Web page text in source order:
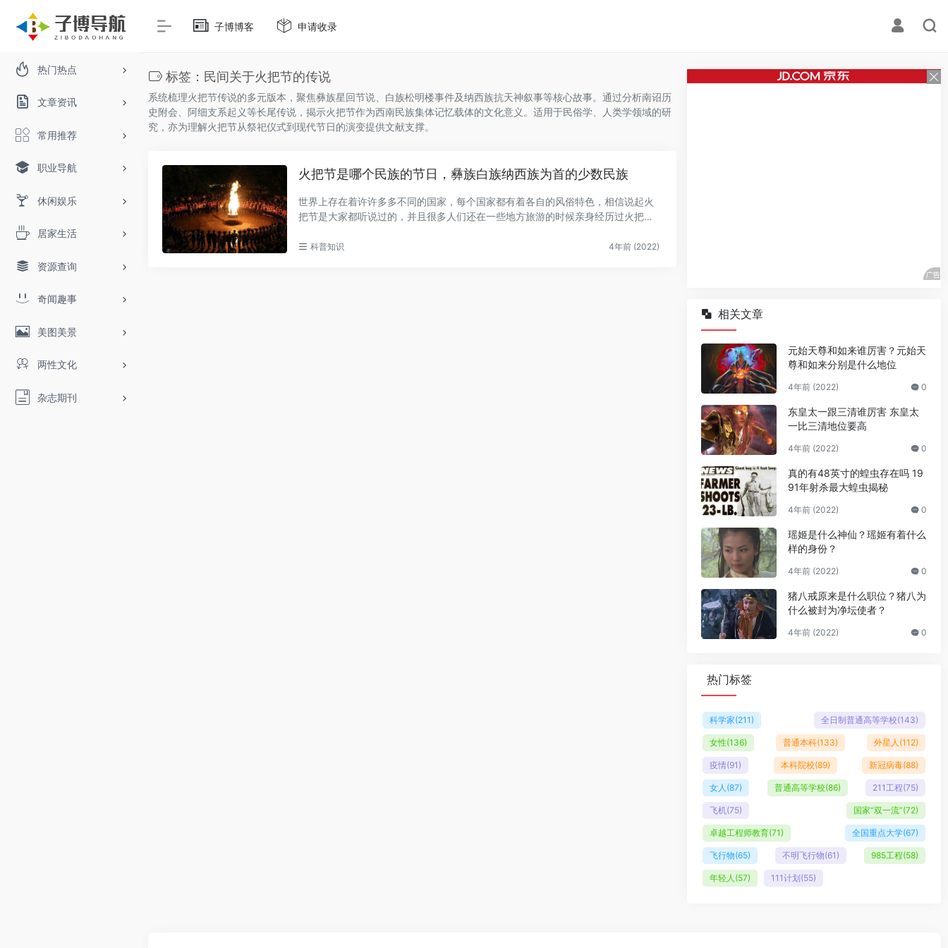
热门热点
文章资讯
常用推荐
职业导航
休闲娱乐
居家生活
资源查询
奇闻趣事
美图美景
两性文化
杂志期刊
子博博客 申请收录
标签：民间关于火把节的传说
系统梳理火把节传说的多元版本，聚焦彝族星回节说、白族松明楼事件及纳西族抗天神叙事等核心故事。通过分析南诏历
史附会、阿细支系起义等长尾传说，揭示火把节作为西南民族集体记忆载体的文化意义。适用于民俗学、人类学领域的研
究，亦为理解火把节从祭祀仪式到现代节日的演变提供文献支撑。
火把节是哪个民族的节日，彝族白族纳西族为首的少数民族
世界上存在着许许多多不同的国家，每个国家都有着各自的风俗特色，相信说起火
把节是大家都听说过的，并且很多人们还在一些地方旅游的时候亲身经历过火把
科普知识 4年前 (2022)
相关文章
元始天尊和如来谁厉害？元始天
尊和如来分别是什么地位
4年前 (2022) 0
东皇太一跟三清谁厉害 东皇太
一比三清地位要高
4年前 (2022) 0
真的有48英寸的蝗虫存在吗 19
91年射杀最大蝗虫揭秘
4年前 (2022) 0
瑶姬是什么神仙？瑶姬有着什么
样的身份？
4年前 (2022) 0
猪八戒原来是什么职位？猪八为
什么被封为净坛使者？
4年前 (2022) 0
热门标签
科学家(211) 全日制普通高等学校(143)
女性(136) 普通本科(133) 外星人 (112)
疫情(91) 本科院校(89) 新冠病毒(88)
女人 (87) 普通高等学校(86) 211工程(75)
飞机(75) 国家“双一流”(72)
卓越工程师教育(71) 全国重点大学(67)
飞行物(65) 不明飞行物(61) 985工程(58)
年轻人 (57) 111计划(55)